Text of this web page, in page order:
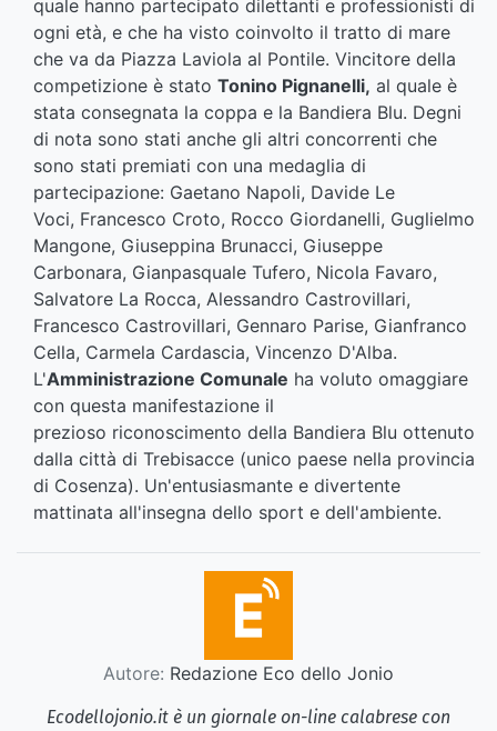
quale hanno partecipato dilettanti e professionisti di
ogni età, e che ha visto coinvolto il tratto di mare
che va da Piazza Laviola al Pontile. Vincitore della
competizione è stato Tonino Pignanelli, al quale è
stata consegnata la coppa e la Bandiera Blu. Degni
di nota sono stati anche gli altri concorrenti che
sono stati premiati con una medaglia di
partecipazione: Gaetano Napoli, Davide Le
Voci, Francesco Croto, Rocco Giordanelli, Guglielmo
Mangone, Giuseppina Brunacci, Giuseppe
Carbonara, Gianpasquale Tufero, Nicola Favaro,
Salvatore La Rocca, Alessandro Castrovillari,
Francesco Castrovillari, Gennaro Parise, Gianfranco
Cella, Carmela Cardascia, Vincenzo D'Alba.
L'Amministrazione Comunale ha voluto omaggiare
con questa manifestazione il
prezioso riconoscimento della Bandiera Blu ottenuto
dalla città di Trebisacce (unico paese nella provincia
di Cosenza). Un'entusiasmante e divertente
mattinata all'insegna dello sport e dell'ambiente.
Autore: Redazione Eco dello Jonio
Ecodellojonio.it è un giornale on-line calabrese con